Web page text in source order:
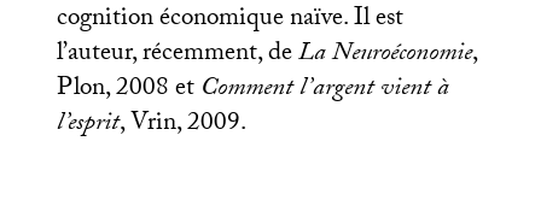
cognition économique naïve. Il est
l’auteur, récemment, deLa Neuroéconomie,
Plon, 2008 etComment l’argent vient à
l’esprit, Vrin, 2009.